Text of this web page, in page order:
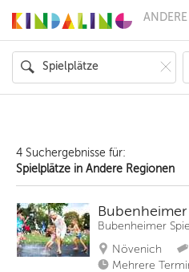
KÖLN
LEIPZIG
WIEN
4 Suchergebnisse für:
Spielplätze in Andere Regionen
Bubenheimer
Növenich
Mehrere